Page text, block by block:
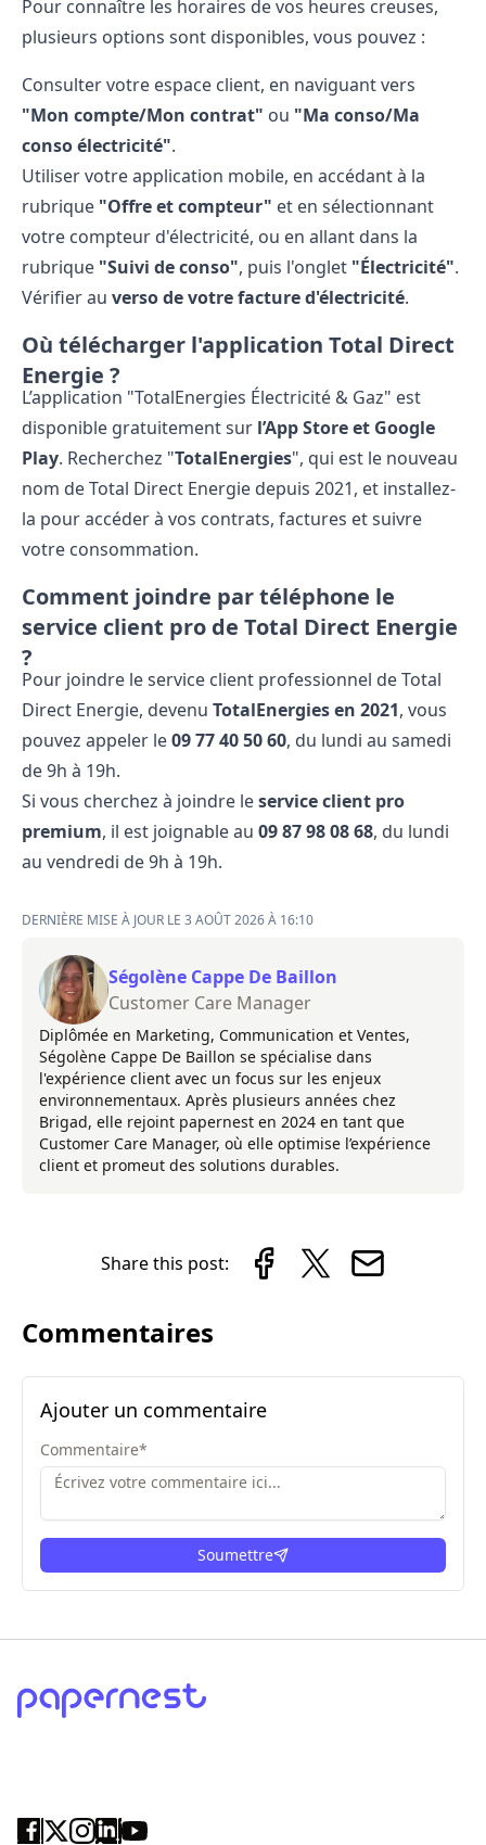
Pour connaître les horaires de vos heures creuses,
plusieurs options sont disponibles, vous pouvez :
Consulter votre espace client, en naviguant vers
"Mon compte/Mon contrat" ou "Ma conso/Ma
conso électricité".
Utiliser votre application mobile, en accédant à la
rubrique "Offre et compteur" et en sélectionnant
votre compteur d'électricité, ou en allant dans la
rubrique "Suivi de conso", puis l'onglet "Électricité".
Vérifier au verso de votre facture d'électricité.
Où télécharger l'application Total Direct
Energie ?
L’application "TotalEnergies Électricité & Gaz" est
disponible gratuitement sur l’App Store et Google
Play. Recherchez "TotalEnergies", qui est le nouveau
nom de Total Direct Energie depuis 2021, et installez-
la pour accéder à vos contrats, factures et suivre
votre consommation.
Comment joindre par téléphone le
service client pro de Total Direct Energie
?
Pour joindre le service client professionnel de Total
Direct Energie, devenu TotalEnergies en 2021, vous
pouvez appeler le09​ 77​ 40​ 50​ 60, du lundi au samedi
de 9h à 19h.
Si vous cherchez à joindre leservice client pro
premium, il est joignable au 09​ 87​ 98​ 08​ 68, du lundi
au vendredi de 9h à 19h.
DERNIÈRE MISE À JOUR LE 3 AOÛT 2026 À 16:10
Ségolène Cappe De Baillon
Customer Care Manager
Diplômée en Marketing, Communication et Ventes,
Ségolène Cappe De Baillon se spécialise dans
l'expérience client avec un focus sur les enjeux
environnementaux. Après plusieurs années chez
Brigad, elle rejoint papernest en 2024 en tant que
Customer Care Manager, où elle optimise l’expérience
client et promeut des solutions durables.
Share this post:
Commentaires
Ajouter un commentaire
Commentaire*
Soumettre